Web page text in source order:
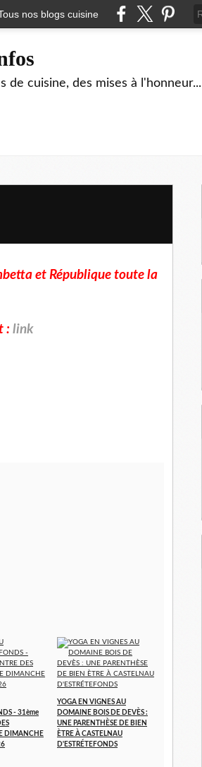
nos blogs cuisine
de cuisine, des mises à l'honneur...
et République toute la
: link
- 31ème
DIMANCHE
YOGA EN VIGNES AU
DOMAINE BOIS DE DEVÈS :
UNE PARENTHÈSE DE BIEN
ÈTRE À CASTELNAU
D'ESTRÉTEFONDS